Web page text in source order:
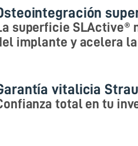
superficie SLActive®
implante y acelera
vitalicia
total en tu